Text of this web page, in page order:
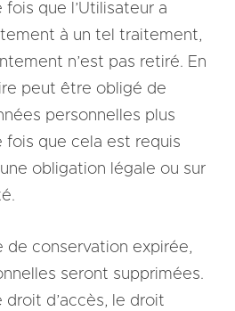
que l’Utilisateur a
à un tel traitement,
n’est pas retiré. En
peut être obligé de
personnelles plus
fois que cela est requis
obligation légale ou sur
de conservation expirée,
seront supprimées.
droit d’accès, le droit